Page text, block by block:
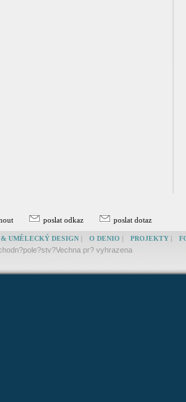
poslat odkaz poslat dotaz
UMĚLECKÝ DESIGN| O DENIO| PROJEKTY|
pr? vyhrazena